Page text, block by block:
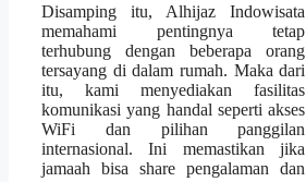
Disamping itu, Alhijaz Indowisata
memahami pentingnya tetap
terhubung dengan beberapa orang
tersayang di dalam rumah. Maka dari
itu, kami menyediakan fasilitas
komunikasi yang handal seperti akses
WiFi dan pilihan panggilan
internasional. Ini memastikan jika
jamaah bisa share pengalaman dan